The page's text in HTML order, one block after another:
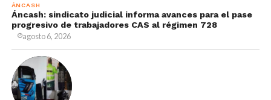
ÁNCASH
Áncash: sindicato judicial informa avances para el pase
progresivo de trabajadores CAS al régimen 728
agosto 6, 2026